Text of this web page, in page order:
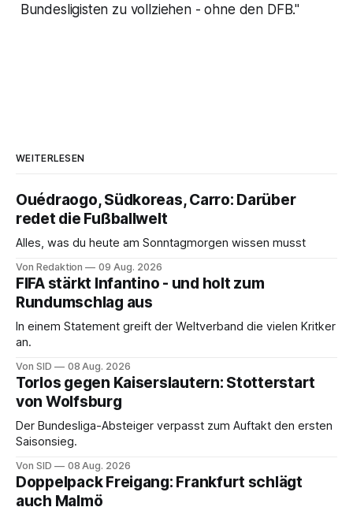
Bundesligisten zu vollziehen - ohne den DFB."
WEITERLESEN
Ouédraogo, Südkoreas, Carro: Darüber
redet die Fußballwelt
Alles, was du heute am Sonntagmorgen wissen musst
Von Redaktion 09 Aug. 2026
FIFA stärkt Infantino - und holt zum
Rundumschlag aus
In einem Statement greift der Weltverband die vielen Kritker
an.
Von SID 08 Aug. 2026
Torlos gegen Kaiserslautern: Stotterstart
von Wolfsburg
Der Bundesliga-Absteiger verpasst zum Auftakt den ersten
Saisonsieg.
Von SID 08 Aug. 2026
Doppelpack Freigang: Frankfurt schlägt
auch Malmö